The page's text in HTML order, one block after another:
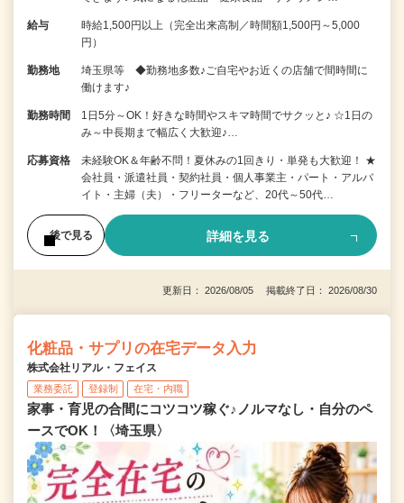
給与
時給1,500円以上（完全出来高制／時間額1,500円～5,000
円）
勤務地
埼玉県等 ◆勤務地多数♪ご自宅やお近くの店舗で間時間に
働けます♪
勤務時間
1日5分～OK！好きな時間やスキマ時間でサクッと♪ ☆1日の
み～中長期まで幅広く大歓迎♪…
応募資格
未経験OK＆年齢不問！夏休みの1回きり・単発も大歓迎！ ★
会社員・派遣社員・契約社員・個人事業主・パート・アルバ
イト・主婦（夫）・フリーターなど、20代～50代…
後で見る 詳細を見る
更新日： 2026/08/05 掲載終了日： 2026/08/30
化粧品・サプリの在宅データ入力
株式会社リアル・フェイス
業務委託 登録制 在宅・内職
家事・育児の合間にコツコツ稼ぐ♪ノルマなし・自分のペ
ースでOK！〈埼玉県〉